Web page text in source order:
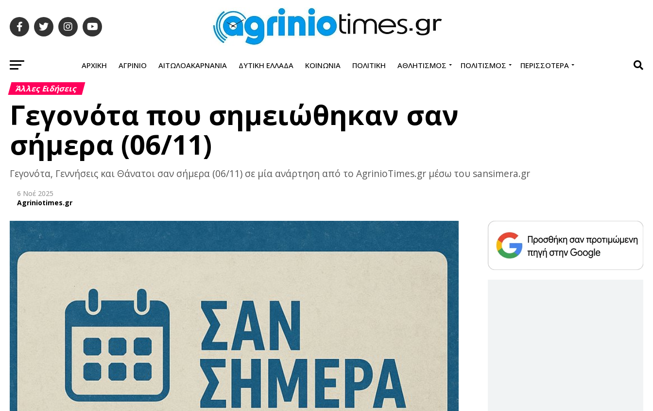
ΑΡΧΙΚΉ ΑΓΡΊΝΙΟ ΑΙΤΩΛΟΑΚΑΡΝΑΝΊΑ ΔΥΤΙΚΉ ΕΛΛΆΔΑ ΚΟΙΝΩΝΊΑ ΠΟΛΙΤΙΚΉ ΑΘΛΗΤΙΣΜΌΣ ΠΟΛΙΤΙΣΜΌΣ ΠΕΡΙΣΣΌΤΕΡΑ
Άλλες Ειδήσεις
Γεγονότα που σημειώθηκαν σαν
σήμερα (06/11)
Γεγονότα, Γεννήσεις και Θάνατοι σαν σήμερα (06/11) σε μία ανάρτηση από το AgrinioTimes.gr μέσω του sansimera.gr
6 Νοέ 2025
Agriniotimes.gr